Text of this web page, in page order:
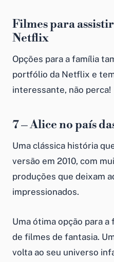
Filmes para
Netflix
Opções para a família
portfólio da Netflix e
interessante, não perca!
7 – Alice no país
Uma clássica história
versão em 2010, com
produções que deixam
impressionados.
Uma ótima opção para
de filmes de fantasia.
volta ao seu universo